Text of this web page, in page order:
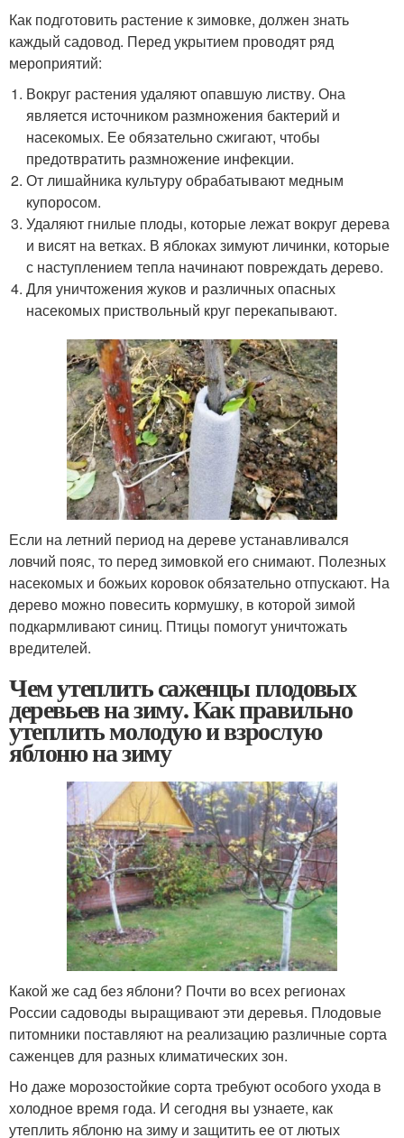
Как подготовить растение к зимовке, должен знать
каждый садовод. Перед укрытием проводят ряд
мероприятий:
Вокруг растения удаляют опавшую листву. Она
является источником размножения бактерий и
насекомых. Ее обязательно сжигают, чтобы
предотвратить размножение инфекции.
От лишайника культуру обрабатывают медным
купоросом.
Удаляют гнилые плоды, которые лежат вокруг дерева
и висят на ветках. В яблоках зимуют личинки, которые
с наступлением тепла начинают повреждать дерево.
Для уничтожения жуков и различных опасных
насекомых приствольный круг перекапывают.
Если на летний период на дереве устанавливался
ловчий пояс, то перед зимовкой его снимают. Полезных
насекомых и божьих коровок обязательно отпускают. На
дерево можно повесить кормушку, в которой зимой
подкармливают синиц. Птицы помогут уничтожать
вредителей.
Чем утеплить саженцы плодовых
деревьев на зиму. Как правильно
утеплить молодую и взрослую
яблоню на зиму
Какой же сад без яблони? Почти во всех регионах
России садоводы выращивают эти деревья. Плодовые
питомники поставляют на реализацию различные сорта
саженцев для разных климатических зон.
Но даже морозостойкие сорта требуют особого ухода в
холодное время года. И сегодня вы узнаете, как
утеплить яблоню на зиму и защитить ее от лютых